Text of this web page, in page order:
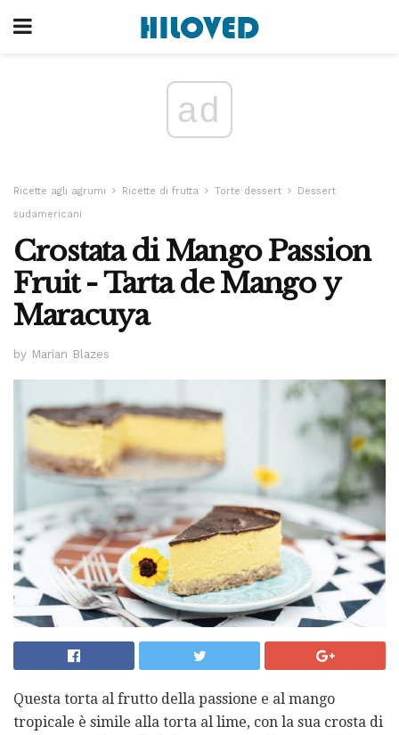
ad
Ricette agli agrumi Ricette di frutta Torte dessert
Dessert
sudamericani
Crostata di Mango Passion
Fruit - Tarta de Mango y
Maracuya
by Marian Blazes
Questa torta al frutto della passione e al mango
tropicale è simile alla torta al lime, con la sua crosta di